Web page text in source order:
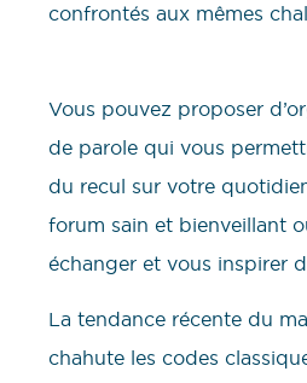
confrontés aux mêmes
Vous pouvez proposer
de parole qui vous
du recul sur votre
forum sain et bienveillant
échanger et vous inspirer
La tendance récente du
chahute les codes